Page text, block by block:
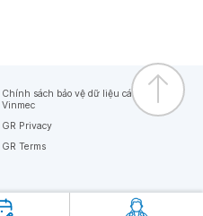
Chính sách bảo vệ dữ liệu cá nhân của
Vinmec
GR Privacy
GR Terms